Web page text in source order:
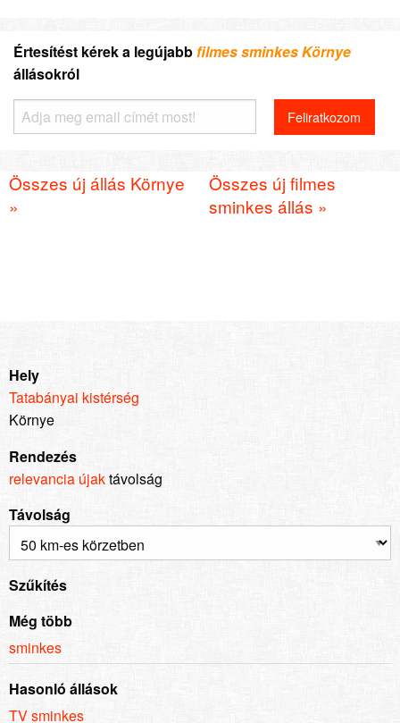
Értesítést kérek a legújabbfilmes sminkes Környe
állásokról
Összes új állás Környe
»
Összes új filmes
sminkes állás »
Hely
Tatabányai kistérség
Környe
Rendezés
relevancia újaktávolság
Távolság
Szűkítés
Még több
sminkes
Hasonló állások
TV sminkes